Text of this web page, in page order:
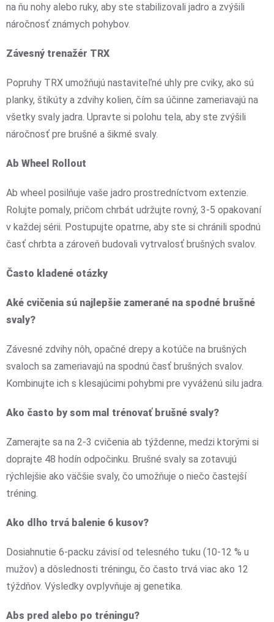
na ňu nohy alebo ruky, aby ste stabilizovali jadro a zvýšili
náročnosť známych pohybov.
Závesný trenažér TRX
Popruhy TRX umožňujú nastaviteľné uhly pre cviky, ako sú
planky, štikúty a zdvihy kolien, čím sa účinne zameriavajú na
všetky svaly jadra. Upravte si polohu tela, aby ste zvýšili
náročnosť pre brušné a šikmé svaly.
Ab Wheel Rollout
Ab wheel posilňuje vaše jadro prostredníctvom extenzie.
Rolujte pomaly, pričom chrbát udržujte rovný, 3-5 opakovaní
v každej sérii. Postupujte opatrne, aby ste si chránili spodnú
časť chrbta a zároveň budovali vytrvalosť brušných svalov.
Často kladené otázky
Aké cvičenia sú najlepšie zamerané na spodné brušné
svaly?
Závesné zdvihy nôh, opačné drepy a kotúče na brušných
svaloch sa zameriavajú na spodnú časť brušných svalov.
Kombinujte ich s klesajúcimi pohybmi pre vyváženú silu jadra.
Ako často by som mal trénovať brušné svaly?
Zamerajte sa na 2-3 cvičenia ab týždenne, medzi ktorými si
doprajte 48 hodín odpočinku. Brušné svaly sa zotavujú
rýchlejšie ako väčšie svaly, čo umožňuje o niečo častejší
tréning.
Ako dlho trvá balenie 6 kusov?
Dosiahnutie 6-packu závisí od telesného tuku (10-12 % u
mužov) a dôslednosti tréningu, čo často trvá viac ako 12
týždňov. Výsledky ovplyvňuje aj genetika.
Abs pred alebo po tréningu?